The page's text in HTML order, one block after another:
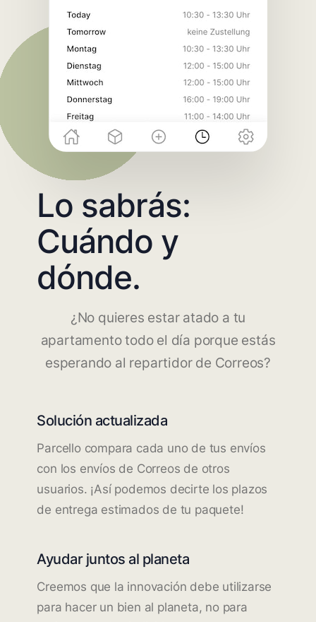
Lo sabrás:
Cuándo y
dónde.
¿No quieres estar atado a tu
apartamento todo el día porque estás
esperando al repartidor de Correos?
Solución actualizada
Parcello compara cada uno de tus envíos
con los envíos de Correos de otros
usuarios. ¡Así podemos decirte los plazos
de entrega estimados de tu paquete!
Ayudar juntos al planeta
Creemos que la innovación debe utilizarse
para hacer un bien al planeta, no para